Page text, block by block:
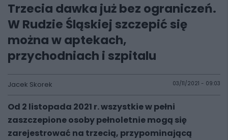
Trzecia dawka już bez ograniczeń.
W Rudzie Śląskiej szczepić się
można w aptekach,
przychodniach i szpitalu
Jacek Skorek 03/11/2021 - 09:03
Od 2 listopada 2021 r. wszystkie w pełni
zaszczepione osoby pełnoletnie mogą się
zarejestrować na trzecią, przypominającą